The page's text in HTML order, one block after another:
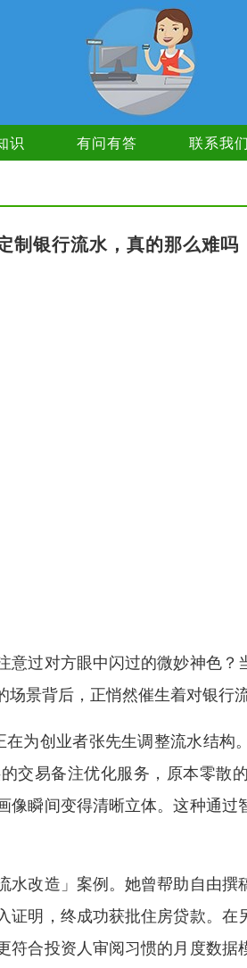
识 有问有答 联系我们
制银行流水，真的那么难吗
意过对方眼中闪过的微妙神色
景背后，正悄然催生着对银行
为创业者张先生调整流水结构
交易备注优化服务，原本零散
像瞬间变得清晰立体。这种通
水改造」案例。她曾帮助自由
证明，终成功获批住房贷款。
符合投资人审阅习惯的月度数